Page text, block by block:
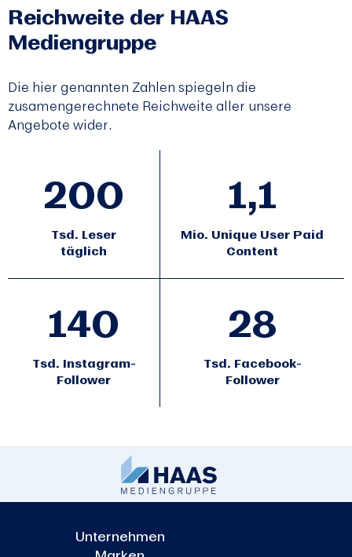
Reichweite der HAAS
Mediengruppe
Die hier genannten Zahlen spiegeln die
zusamengerechnete Reichweite aller unsere
Angebote wider.
200
Tsd. Leser
täglich
1,1
Mio. Unique User Paid
Content
140
Tsd. Instagram-
Follower
28
Tsd. Facebook-
Follower
Unternehmen